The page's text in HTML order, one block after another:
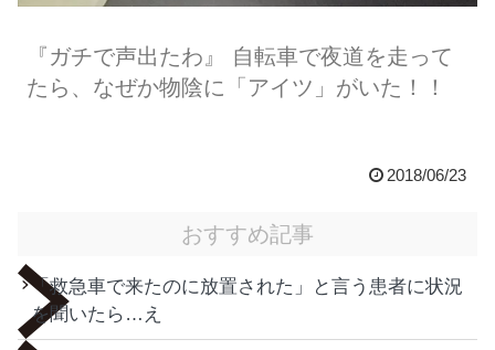
『ガチで声出たわ』 自転車で夜道を走って
たら、なぜか物陰に「アイツ」がいた！！
2018/06/23
おすすめ記事
「救急車で来たのに放置された」と言う患者に状況
を聞いたら…え